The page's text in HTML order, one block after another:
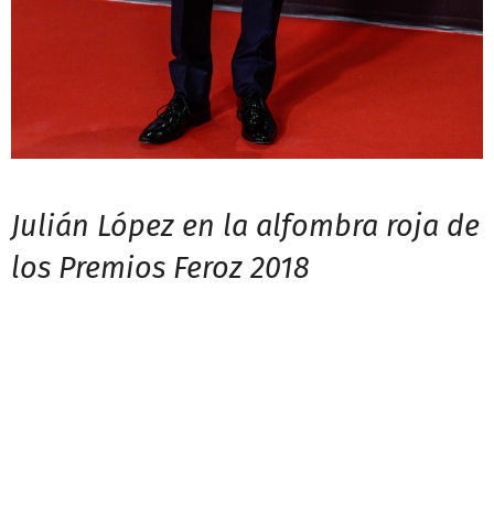
Julián López en la alfombra roja de
los Premios Feroz 2018